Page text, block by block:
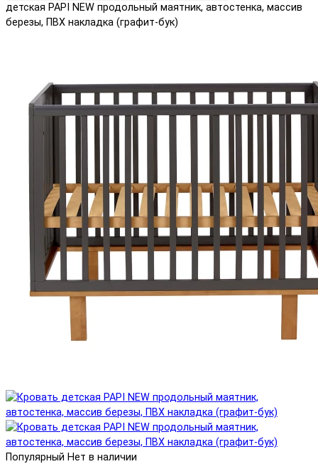
детская PAPI NEW продольный маятник, автостенка, массив
березы, ПВХ накладка (графит-бук)
Популярный Нет в наличии